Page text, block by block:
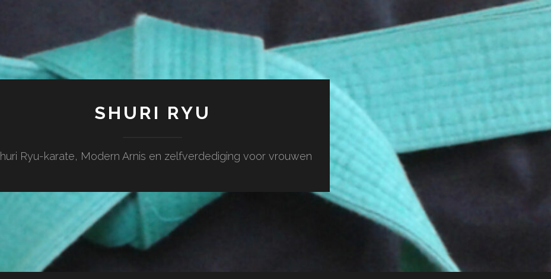
SHURI RYU
Ryu-karate, Modern Arnis en zelfverdediging voor vrouwen